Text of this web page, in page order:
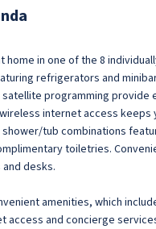
home in one of the 8
refrigerators and
programming provide
internet access keeps
tub combinations
toiletries.
desks.
amenities, which
access and concierge